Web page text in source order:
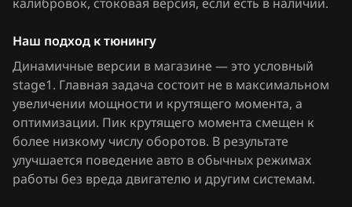
Fiat
Ford
Forthing
Foton
GAC
Наш подход к тюнингу
Динамичные версии в магазине — это условный
stage1. Главная задача состоит не в максимальном
увеличении мощности и крутящего момента, а
оптимизации. Пик крутящего момента смещен к
более низкому числу оборотов. В результате
улучшается поведение авто в обычных режимах
работы без вреда двигателю и другим системам.